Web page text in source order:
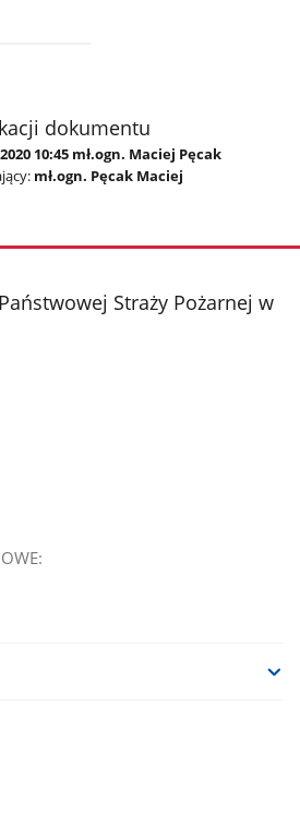
dokumentu
10:45 mł.ogn. Maciej Pęcak
mł.ogn. Pęcak Maciej
Straży Pożarnej w